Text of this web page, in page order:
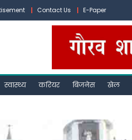
Contact Us E-Paper
स्वास्थ्य करियर बिजनेस खेल